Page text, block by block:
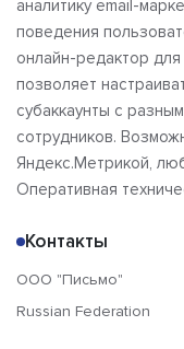
аналитику email-
поведения
онлайн-редактор
позволяет
субаккаунты с
сотрудников.
Яндекс.Метрикой,
Оперативная
Контакты
ООО "Письмо"
Russian Federation